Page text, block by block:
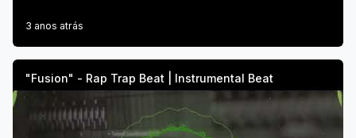
3 anos atrás
"Fusion" - Rap Trap Beat | Instrumental Beat